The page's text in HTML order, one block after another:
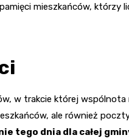
mieszkańców, którzy
w trakcie której wspólnota
ale również
tego dnia dla całej